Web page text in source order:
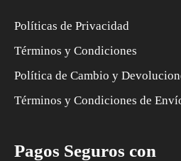
Políticas de Privacidad
Términos y Condiciones
Política de Cambio y
Términos y Condiciones de
Pagos Seguros con